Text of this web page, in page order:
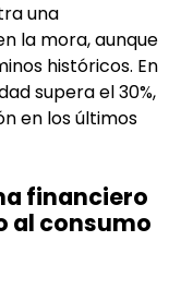
una
la mora, aunque
históricos. En
supera el 30%,
en los últimos
financiero
al consumo